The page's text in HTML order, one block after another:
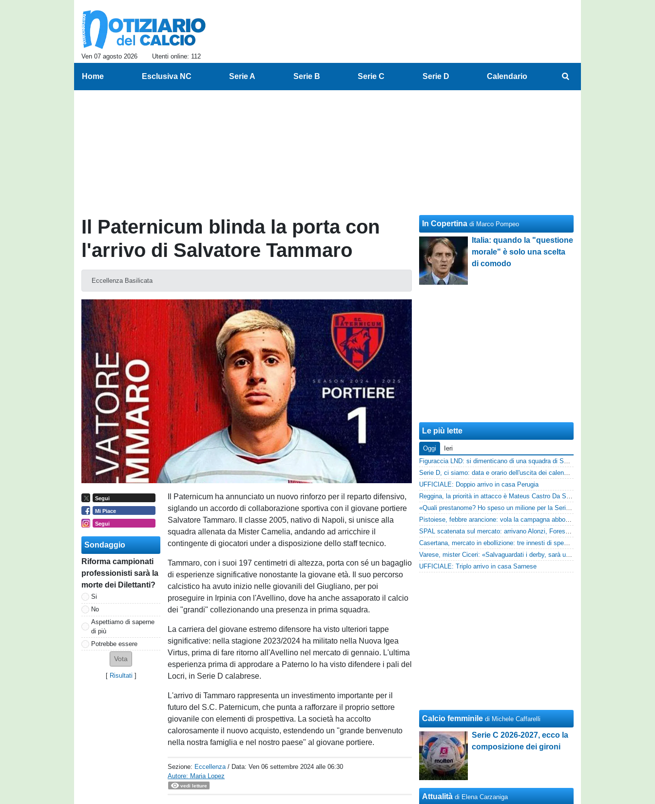
Ven 07 agosto 2026 Utenti online: 112
Home Esclusiva NC Serie A Serie B Serie C Serie D Calendario
Il Paternicum blinda la porta con
l'arrivo di Salvatore Tammaro
Eccellenza Basilicata
Segui
Mi Piace
Segui
Sondaggio
Riforma campionati
professionisti sarà la
morte dei Dilettanti?
Si
No
Aspettiamo di saperne
di più
Potrebbe essere
[ Risultati ]
Il Paternicum ha annunciato un nuovo rinforzo per il reparto difensivo,
siglando un accordo di collaborazione sportiva con il giovane portiere
Salvatore Tammaro. Il classe 2005, nativo di Napoli, si unisce alla
squadra allenata da Mister Camelia, andando ad arricchire il
contingente di giocatori under a disposizione dello staff tecnico.
Tammaro, con i suoi 197 centimetri di altezza, porta con sé un bagaglio
di esperienze significative nonostante la giovane età. Il suo percorso
calcistico ha avuto inizio nelle giovanili del Giugliano, per poi
proseguire in Irpinia con l'Avellino, dove ha anche assaporato il calcio
dei "grandi" collezionando una presenza in prima squadra.
La carriera del giovane estremo difensore ha visto ulteriori tappe
significative: nella stagione 2023/2024 ha militato nella Nuova Igea
Virtus, prima di fare ritorno all'Avellino nel mercato di gennaio. L'ultima
esperienza prima di approdare a Paterno lo ha visto difendere i pali del
Locri, in Serie D calabrese.
L'arrivo di Tammaro rappresenta un investimento importante per il
futuro del S.C. Paternicum, che punta a rafforzare il proprio settore
giovanile con elementi di prospettiva. La società ha accolto
calorosamente il nuovo acquisto, estendendo un "grande benvenuto
nella nostra famiglia e nel nostro paese" al giovane portiere.
Sezione: Eccellenza / Data:Ven 06 settembre 2024 alle 06:30
Autore: Maria Lopez
vedi letture
In Copertina di Marco Pompeo
Italia: quando la "questione
morale" è solo una scelta
di comodo
Le più lette
Oggi
Ieri
Figuraccia LND: si dimenticano di una squadra di Serie D, è da rifare il programma Coppa Italia
Serie D, ci siamo: data e orario dell'uscita dei calendari ufficiali
UFFICIALE: Doppio arrivo in casa Perugia
Reggina, la priorità in attacco è Mateus Castro Da Silva: ore decisive per la fumata bianca
«Quali prestanome? Ho speso un milione per la Serie D»: Bandecchi rompe il silenzio sul futuro della Ternana
Pistoiese, febbre arancione: vola la campagna abbonamenti, superata quota 750 tessere
SPAL scatenata sul mercato: arrivano Alonzi, Foresta, Munaretto e Tobia
Casertana, mercato in ebollizione: tre innesti di spessore per lo scacchiere di Vinicio Espinal
Varese, mister Ciceri: «Salvaguardati i derby, sarà un campionato avvincente»
UFFICIALE: Triplo arrivo in casa Sarnese
Calcio femminile di Michele Caffarelli
Serie C 2026-2027, ecco la
composizione dei gironi
Attualità di Elena Carzaniga